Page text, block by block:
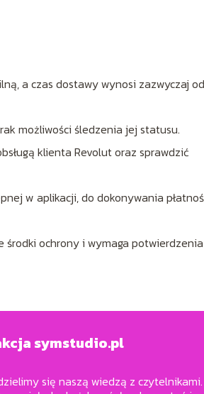
a czas dostawy wynosi zazwyczaj
możliwości śledzenia jej statusu.
klienta Revolut oraz sprawdzić
w aplikacji, do dokonywania
środki ochrony i wymaga potwierdzenia
symstudio.pl
się naszą wiedzą z